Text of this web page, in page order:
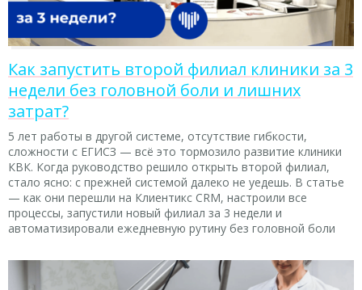
Как запустить второй филиал клиники за 3
недели без головной боли и лишних
затрат?
5 лет работы в другой системе, отсутствие гибкости,
сложности с ЕГИСЗ — всё это тормозило развитие клиники
КВК. Когда руководство решило открыть второй филиал,
стало ясно: с прежней системой далеко не уедешь. В статье
— как они перешли на Клиентикс CRM, настроили все
процессы, запустили новый филиал за 3 недели и
автоматизировали ежедневную рутину без головной боли